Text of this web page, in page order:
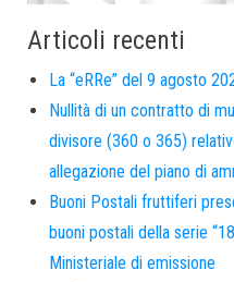
Articoli recenti
La “eRRe” del 9 agosto
Nullità di un contratto di
divisore (360 o 365)
allegazione del piano di
Buoni Postali fruttiferi
buoni postali della serie
Ministeriale di emissione